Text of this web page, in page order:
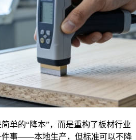
单的“降本”，而是重构了板材行业
件事——本地生产，但标准可以不降